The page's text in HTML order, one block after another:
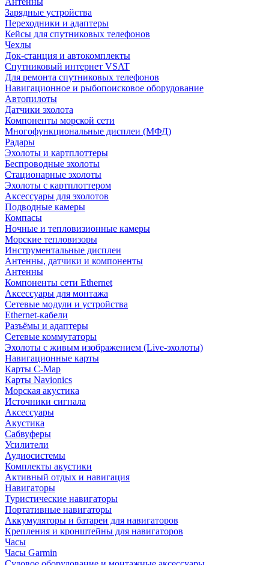
Зарядные устройства
Переходники и адаптеры
Кейсы для спутниковых телефонов
Чехлы
Док-станция и автокомплекты
Спутниковый интернет VSAT
Для ремонта спутниковых телефонов
Навигационное и рыбопоисковое оборудование
Автопилоты
Датчики эхолота
Компоненты морской сети
Многофункциональные дисплеи (МФД)
Радары
Эхолоты и картплоттеры
Беспроводные эхолоты
Стационарные эхолоты
Эхолоты с картплоттером
Аксессуары для эхолотов
Подводные камеры
Компасы
Ночные и тепловизионные камеры
Морские тепловизоры
Инструментальные дисплеи
Антенны, датчики и компоненты
Антенны
Компоненты сети Ethernet
Аксессуары для монтажа
Сетевые модули и устройства
Ethernet-кабели
Разъёмы и адаптеры
Сетевые коммутаторы
Эхолоты с живым изображением (Live-эхолоты)
Навигационные карты
Карты C-Map
Карты Navionics
Морская акустика
Источники сигнала
Аксессуары
Акустика
Сабвуферы
Усилители
Аудиосистемы
Комплекты акустики
Активный отдых и навигация
Навигаторы
Туристические навигаторы
Портативные навигаторы
Аккумуляторы и батареи для навигаторов
Крепления и кронштейны для навигаторов
Часы
Часы Garmin